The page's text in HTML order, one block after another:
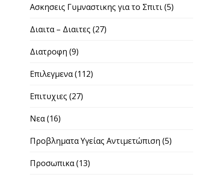
Ασκησεις Γυμναστικης για το Σπιτι(5)
Διαιτα – Διαιτες (27)
Διατροφη (9)
Επιλεγμενα(112)
Επιτυχιες (27)
Νεα(16)
Προβληματα Υγείας Αντιμετώπιση (5)
Προσωπικα(13)